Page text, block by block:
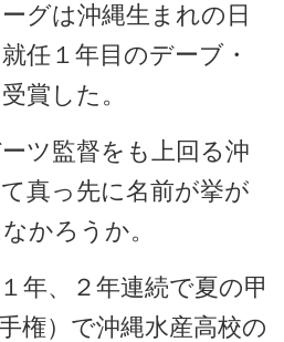
グは沖縄生まれの日
任１年目のデーブ・
賞した。
ツ監督をも上回る沖
真っ先に名前が挙が
かろうか。
年、２年連続で夏の甲
権）で沖縄水産高校の